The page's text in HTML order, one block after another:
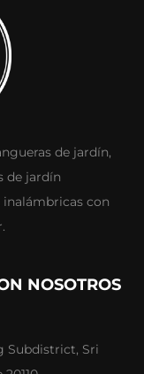
de jardín,
de jardín
con
NOSOTROS
Subdistrict, Sri